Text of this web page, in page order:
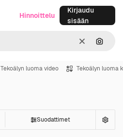
SelkeäHae
Hinnoittelu
Kirjaudu
sisään
Tekoälyn luoma video Tekoälyn luoma
Suodattimet